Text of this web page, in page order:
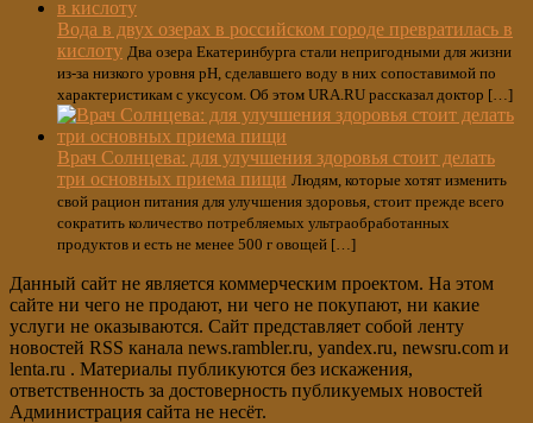
Вода в двух озерах в российском городе превратилась в
кислоту Два озера Екатеринбурга стали непригодными для жизни
из-за низкого уровня pH, сделавшего воду в них сопоставимой по
характеристикам с уксусом. Об этом URA.RU рассказал доктор […]
Врач Солнцева: для улучшения здоровья стоит делать
три основных приема пищи Людям, которые хотят изменить
свой рацион питания для улучшения здоровья, стоит прежде всего
сократить количество потребляемых ультраобработанных
продуктов и есть не менее 500 г овощей […]
Данный сайт не является коммерческим проектом. На этом
сайте ни чего не продают, ни чего не покупают, ни какие
услуги не оказываются. Сайт представляет собой ленту
новостей RSS канала news.rambler.ru, yandex.ru, newsru.com и
lenta.ru . Материалы публикуются без искажения,
ответственность за достоверность публикуемых новостей
Администрация сайта не несёт.